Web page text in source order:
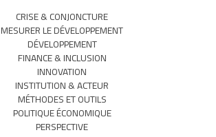
CRISE & CONJONCTURE
MESURER LE DÉVELOPPEMENT
DÉVELOPPEMENT
FINANCE & INCLUSION
INNOVATION
INSTITUTION & ACTEUR
MÉTHODES ET OUTILS
POLITIQUE ÉCONOMIQUE
PERSPECTIVE